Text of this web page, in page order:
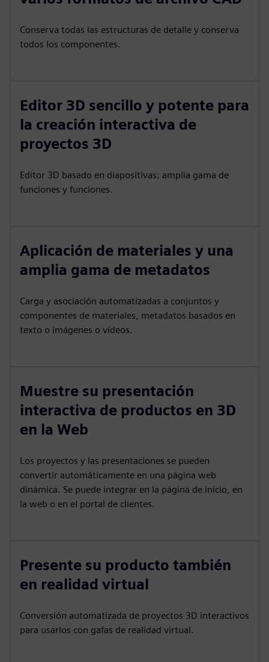
Conserva todas las estructuras de detalle y conserva
todos los componentes.
Editor 3D sencillo y potente para
la creación interactiva de
proyectos 3D
Editor 3D basado en diapositivas: amplia gama de
funciones y funciones.
Aplicación de materiales y una
amplia gama de metadatos
Carga y asociación automatizadas a conjuntos y
componentes de materiales, metadatos basados en
texto o imágenes o vídeos.
Muestre su presentación
interactiva de productos en 3D
en la Web
Los proyectos y las presentaciones se pueden
convertir automáticamente en una página web
dinámica. Se puede integrar en la página de inicio, en
la web o en el portal de clientes.
Presente su producto también
en realidad virtual
Conversión automatizada de proyectos 3D interactivos
para usarlos con gafas de realidad virtual.